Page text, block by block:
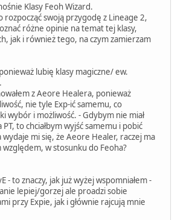
Klasy Feoh Wizard.
rozpocząć swoją przygodę z Lineage 2,
różne opinie na temat tej klasy,
jak i również tego, na czym zamierzam
lubię klasy magiczne/ ew.
z Aeore Healera, ponieważ
nie tyle Exp-ić samemu, co
wybór i możliwość. - Gdybym nie miał
to chciałbym wyjść samemu i pobić
mi się, że Aeore Healer, raczej ma
w stosunku do Feoha?
- to znaczy, jak już wyżej wspomniałem -
lepiej/gorzej ale proadzi sobie
przy Expie, jak i głównie rajcują mnie